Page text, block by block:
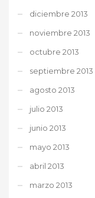
diciembre 2013
noviembre 2013
octubre 2013
septiembre 2013
agosto 2013
julio 2013
junio 2013
mayo 2013
abril 2013
marzo 2013